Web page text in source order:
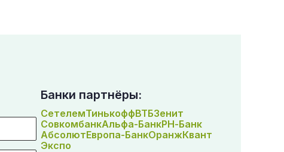
Банки партнёры:
СетелемТинькоффВТБЗенит
СовкомбанкАльфа-БанкРН-Банк
АбсолютЕвропа-БанкОранжКвант
Экспо